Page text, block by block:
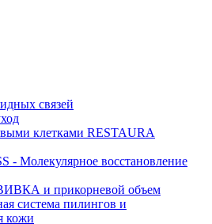
связей
клетками RESTAURA
- Молекулярное восстановление
и прикорневой объем
система пилингов и
кожи